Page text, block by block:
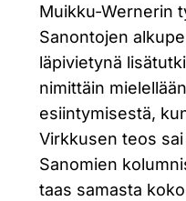
Muikku-Wernerin
Sanontojen
läpivietynä
nimittäin
esiintymisestä,
Virkkusen teos
Sanomien
taas samasta